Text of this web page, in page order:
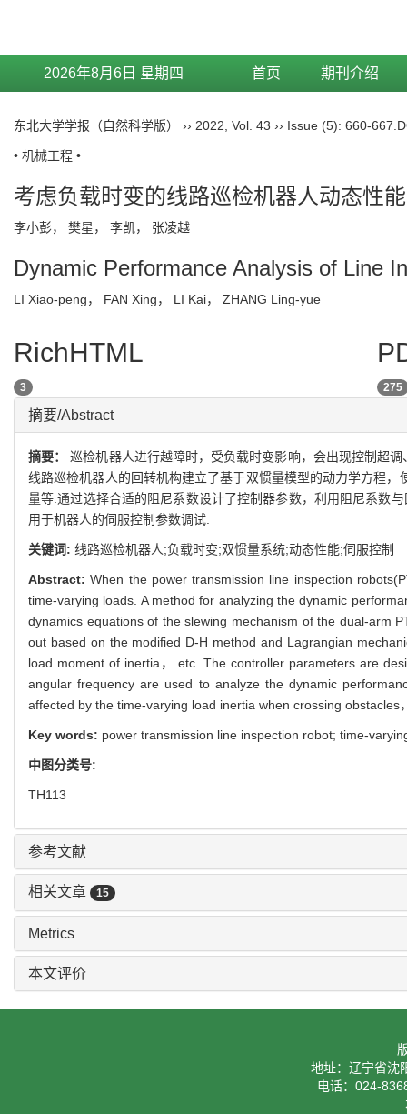
2026年8月6日 星期四 首页 期刊介绍
东北大学学报（自然科学版） ›› 2022 Vol. 43 ›› Issue (5): 660-667.
• 机械工程 •
考虑负载时变的线路巡检机器人动态性
李小彭， 樊星， 李凯， 张凌越
Dynamic Performance Analysis of Line
LI Xiao-peng， FAN Xing， LI Kai， ZHANG Ling-yue
RichHTML
3 275
摘要/Abstract
摘要：巡检机器人进行越障时，受负载时变影响，会出现控制超
线路巡检机器人的回转机构建立了基于双惯量模型的动力学方程
量等.通过选择合适的阻尼系数设计了控制器参数，利用阻尼系数
用于机器人的伺服控制参数调试.
关键词: 线路巡检机器人;负载时变;双惯量系统;动态性能;伺服控制
Abstract:When the power transmission line inspection
time-varying loads. A method for analyzing the dynamic
dynamics equations of the slewing mechanism of the dual-arm
out based on the modified D-H method and Lagrangian
load moment of inertia， etc. The controller parameters are
angular frequency are used to analyze the dynamic
affected by the time-varying load inertia when crossing
Key words: power transmission line inspection robot; time-
中图分类号:
TH113
参考文献
相关文章 15
Metrics
本文评价
地址：辽宁省沈
电话：024-